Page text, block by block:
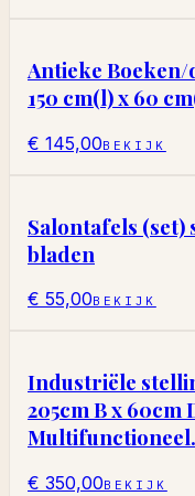
Antieke
150 cm(l) x 60
€ 145,00BEKIJK
Salontafels (set)
bladen
€ 55,00BEKIJK
Industriële
205cm B x 60cm
Multifunctioneel.
€ 350,00BEKIJK